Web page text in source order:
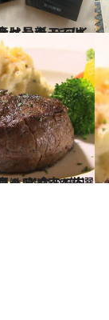
け
！ 必食の“厳選ミート・フード”3店へ
け